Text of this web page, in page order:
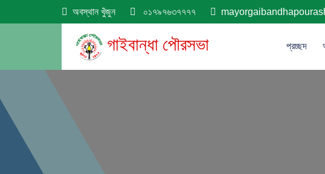
অবস্থান খুঁজুন ০১৭৯৭৬৩৭৭৭৭
গাইবান্ধা পৌরসভা প্রচ্ছদ